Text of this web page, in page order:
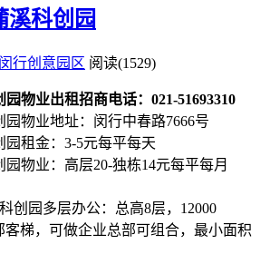
溪科创园
闵行创意园区 阅读(1529)
园物业出租招商电话：021-51693310
园物业地址：闵行中春路7666号
园租金：3-5元每平每天
园物业：高层20-独栋14元每平每月
创园多层办公：总高8层，12000
客梯，可做企业总部可组合，最小面积